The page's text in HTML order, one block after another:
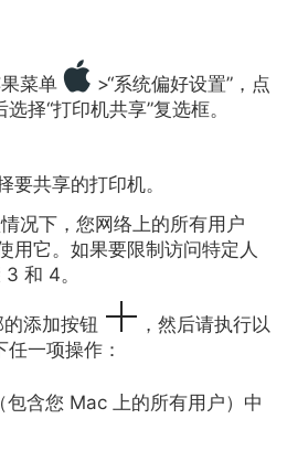
菜单
>“系统偏好设置”，点
选择“打印机共享”复选框。
要共享的打印机。
况下，您网络上的所有用户
用它。如果要限制访问特定人
和 4。
的添加按钮
，然后请执行以
任一项操作：
包含您 Mac 上的所有用户）中